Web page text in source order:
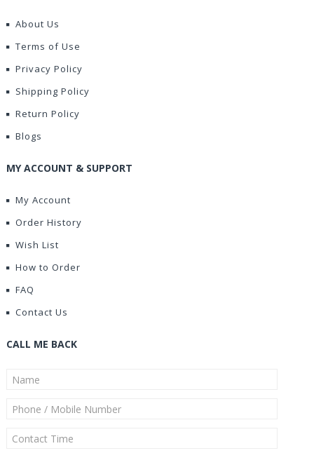
About Us
Terms of Use
Privacy Policy
Shipping Policy
Return Policy
Blogs
MY ACCOUNT & SUPPORT
My Account
Order History
Wish List
How to Order
FAQ
Contact Us
CALL ME BACK